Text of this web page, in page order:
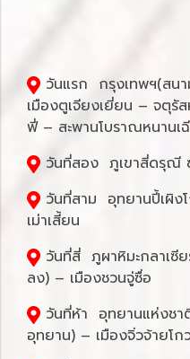
วันแรก กรุงเทพฯ(สน
เมืองตูเจียงเยี่ยน – จตุรั
ฟี่ – สะพานโบราณหนานเ
วันที่สอง ภูเขาสี่ดรุณี
วันที่สาม อุทยานปี้เผิง
เม่าเสี้ยน
วันที่สี่ ภูผาหิมะกลาเซี
ลง) – เมืองชวนจู่ซื่อ
วันที่ห้า อุทยานแห่งชา
อุทยาน) – เมืองจิ่วจ้ายโก